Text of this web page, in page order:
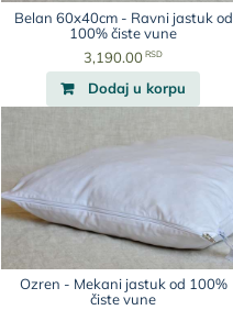
Belan 60x40cm - Ravni jastuk od
100% čiste vune
3,190.00 RSD
Dodaj u korpu
Ozren - Mekani jastuk od 100%
čiste vune